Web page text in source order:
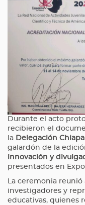
Durante el acto
recibieron el
la Delegación
galardón de la
innovación y
presentados en
La ceremonia
investigadores y
educativas, quienes